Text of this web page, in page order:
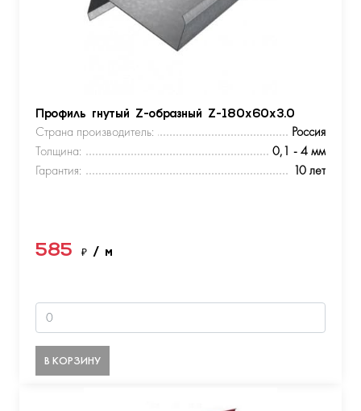
Профиль гнутый Z-образный Z-180х60х3.0
Страна производитель:
Россия
Толщина:
0,1 - 4 мм
Гарантия:
10 лет
585 ₽ / м
В КОРЗИНУ